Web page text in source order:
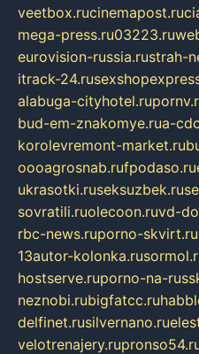
veetbox.rucinemapost.ru
mega-press.ru03223.ru
eurovision-russia.rustrah-
itrack-24.ru
alabuga-cityhotel.ru
bud-em-znakomye.rua-
korolevremont-market.ru
oooagrosnab.rufpodaso.ru
ukrasotki.ruseksuzbek.ru
sovratili.ruolecoon.ruvd-
rbc-news.ruporno-skvirt.ru
13autor-kolonka.ru
hostserve.ruporno-na-
neznobi.rubigfatcc.ru
delfinet.rusilvernano.ru
velotrenajery.ru